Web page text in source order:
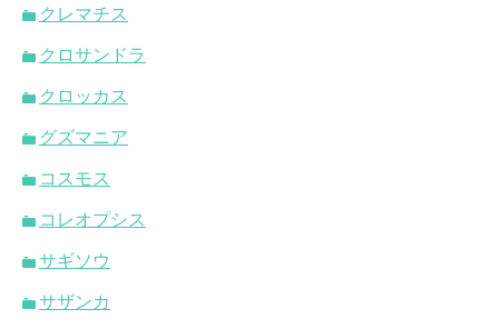
クレマチス
クロサンドラ
クロッカス
グズマニア
コスモス
コレオプシス
サギソウ
サザンカ